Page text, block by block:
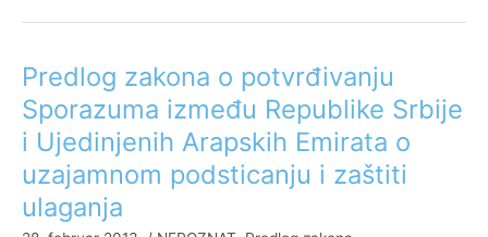
Predlog zakona o potvrđivanju
Sporazuma između Republike Srbije
i Ujedinjenih Arapskih Emirata o
uzajamnom podsticanju i zaštiti
ulaganja
Predlog
zakona
o
potvrđivanju
Sporazuma
između
Republike